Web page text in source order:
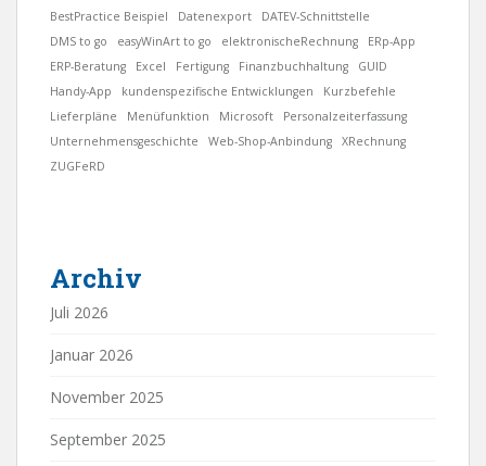
BestPractice Beispiel
Datenexport
DATEV-Schnittstelle
DMS to go
easyWinArt to go elektronischeRechnung
ERp-App
ERP-Beratung
Excel Fertigung Finanzbuchhaltung
GUID
Handy-App
kundenspezifische Entwicklungen
Kurzbefehle
Lieferpläne
Menüfunktion Microsoft
Personalzeiterfassung
Unternehmensgeschichte
Web-Shop-Anbindung
XRechnung
ZUGFeRD
Archiv
Juli 2026
Januar 2026
November 2025
September 2025